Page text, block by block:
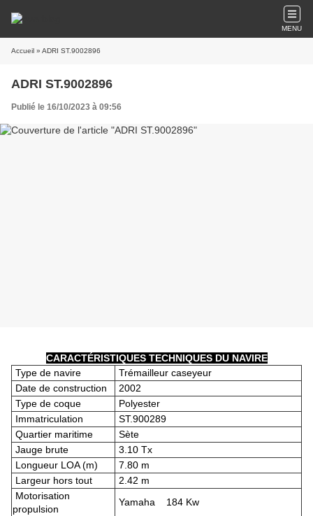
MENU
Accueil » ADRI ST.9002896
ADRI ST.9002896
Publié le 16/10/2023 à 09:56
CARACTÉRISTIQUES TECHNIQUES DU NAVIRE
Type de navire
Trémailleur caseyeur
Date de construction
2002
Type de coque
Polyester
Immatriculation
ST.900289
Quartier maritime
Sète
Jauge brute
3.10 Tx
Longueur LOA (m)
7.80 m
Largeur hors tout
2.42 m
Motorisation
propulsion
Yamaha 184 Kw